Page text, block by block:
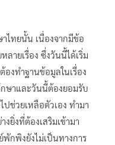
ไทยนั้น เนื่องจากมีข้อ
ลายเรื่อง ซึ่งวันนี้ได้เริ่ม
องทำฐานข้อมูลในเรื่อง
กษาและวันนี้ต้องยอมรับ
ช่วยเหลือตัวเอง ทำมา
ยิ่งที่ต้องเสริมเข้ามา
กพิงยังไม่เป็นทางการ